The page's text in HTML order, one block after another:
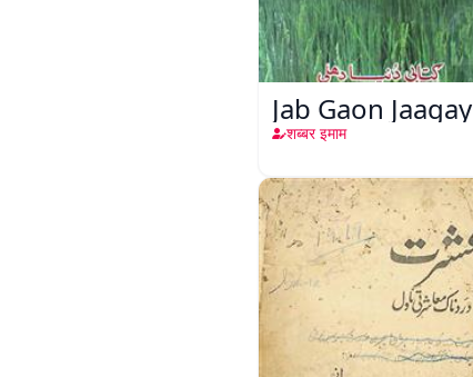
Jab Gaon Jaagay
शब्बर इमाम